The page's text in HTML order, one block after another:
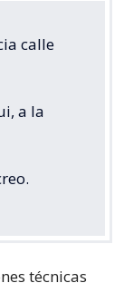
calle
a la
técnicas